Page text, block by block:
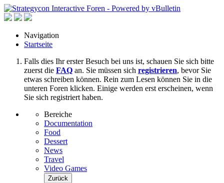
Navigation
Startseite
Falls dies Ihr erster Besuch bei uns ist, schauen Sie sich bitte
zuerst die FAQ an. Sie müssen sich registrieren, bevor Sie
etwas schreiben können. Rein zum Lesen können Sie in die
unteren Foren klicken. Einige werden erst erscheinen, wenn
Sie sich registriert haben.
Bereiche
Documentation
Food
Dessert
News
Travel
Video Games
Zurück